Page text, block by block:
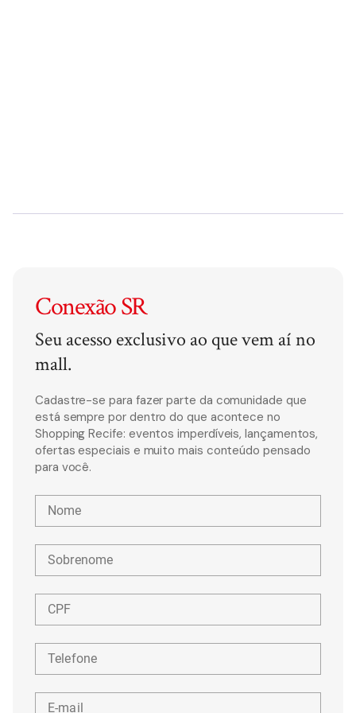
Conexão SR
Seu acesso exclusivo ao que vem aí no
mall.
Cadastre-se para fazer parte da comunidade que
está sempre por dentro do que acontece no
Shopping Recife: eventos imperdíveis, lançamentos,
ofertas especiais e muito mais conteúdo pensado
para você.
Nome
Sobrenome
CPF
Telefone
E-mail